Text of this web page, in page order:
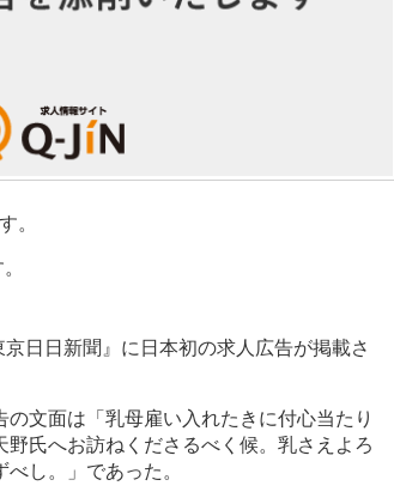
。
日日新聞』に日本初の求人広告が掲載さ
文面は「乳母雇い入れたきに付心当たり
氏へお訪ねくださるべく候。乳さえよろ
し。」であった。